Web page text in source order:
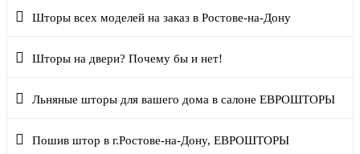
Шторы всех моделей на заказ в Ростове-на-Дону
Шторы на двери? Почему бы и нет!
Льняные шторы для вашего дома в салоне ЕВРОШТОРЫ
Пошив штор в г.Ростове-на-Дону, ЕВРОШТОРЫ